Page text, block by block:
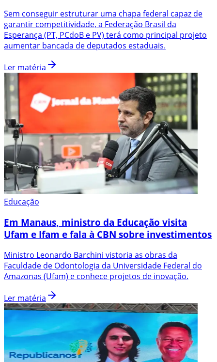
Sem conseguir estruturar uma chapa federal capaz de
garantir competitividade, a Federação Brasil da
Esperança (PT, PCdoB e PV) terá como principal projeto
aumentar bancada de deputados estaduais.
Ler matéria
Educação
Em Manaus, ministro da Educação visita
Ufam e Ifam e fala à CBN sobre investimentos
Ministro Leonardo Barchini vistoria as obras da
Faculdade de Odontologia da Universidade Federal do
Amazonas (Ufam) e conhece projetos de inovação.
Ler matéria